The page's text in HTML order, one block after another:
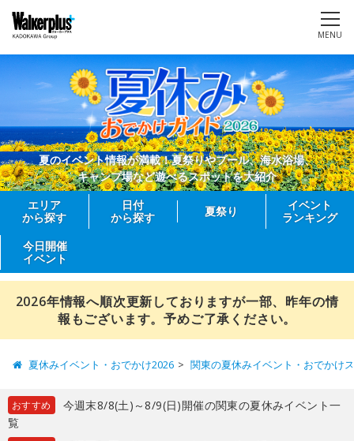
MENU
夏のイベント情報が満載！夏祭りやプール、海水浴場、
キャンプ場など遊べるスポットを大紹介
エリア
から探す
日付
から探す
夏祭り
イベント
ランキング
今日開催
イベント
2026年情報へ順次更新しておりますが一部、昨年の情
報もございます。予めご了承ください。
夏休みイベント・おでかけ2026 関東の夏休みイベント・おでかけ
おすすめ
今週末8/8(土)～8/9(日)開催の関東の夏休みイベント一
覧